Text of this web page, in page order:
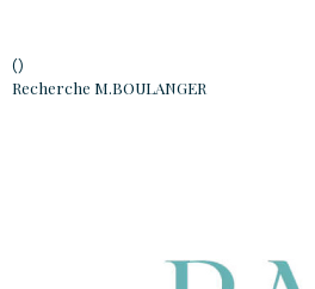
()
Recherche M.BOULANGER